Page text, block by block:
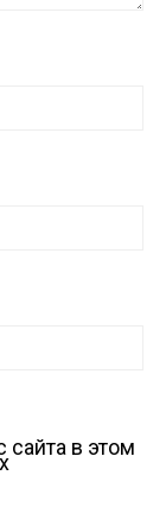
сайта в этом